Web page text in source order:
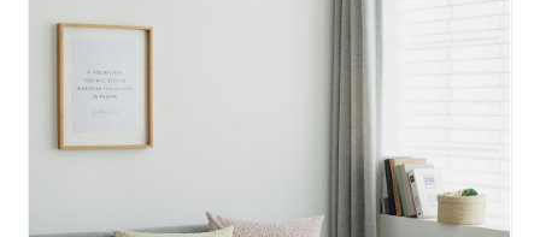
북유럽 인테리어 미실 쿠션..